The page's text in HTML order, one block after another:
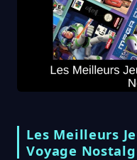
Les Meilleurs
Voyage